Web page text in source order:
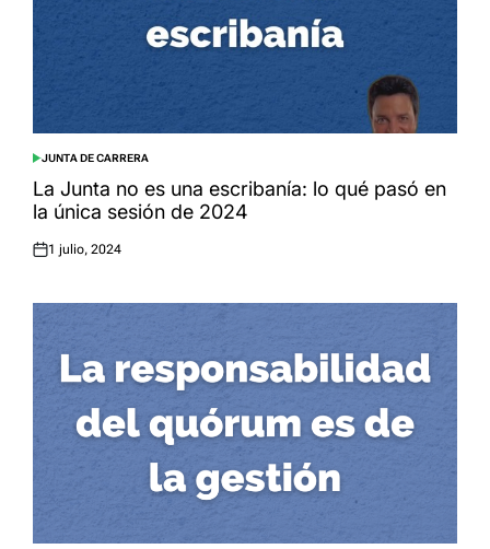
POSTED
IN
JUNTA DE CARRERA
La Junta no es una escribanía: lo qué pasó en
la única sesión de 2024
Posted
1 julio, 2024